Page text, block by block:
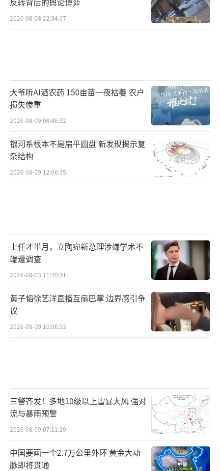
2026-08-08 22:34:07
大爷听AI洒农药 150亩苗一夜枯萎 农户
损失惨重
2026-08-09 08:46:32
银河系根本不是扁平圆盘 新发现揭示复
杂结构
2026-08-09 12:06:35
上任才半月，立陶宛新总理涉嫌学术不
端遭调查
2026-08-03 11:20:31
黄子韬徐艺洋直播互扇巴掌 边界感引争
议
2026-08-09 10:06:53
三警齐发！多地10级以上雷暴大风 强对
流与暴雨预警
2026-08-09 07:11:29
中国要画一个2.7万公里外环 黄金大动
脉即将贯通